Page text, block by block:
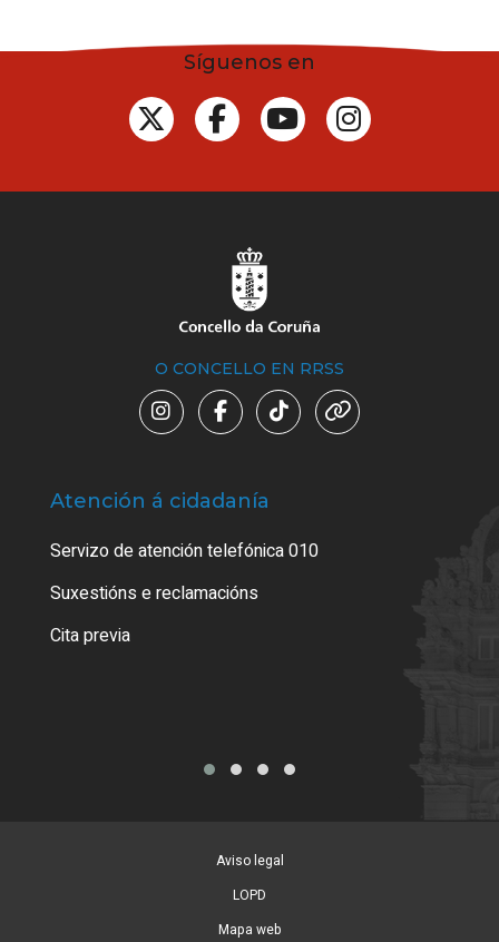
Síguenos en
O CONCELLO EN RRSS
Atención á cidadanía
Servizo de atención telefónica 010
Suxestións e reclamacións
Cita previa
Aviso legal
LOPD
Mapa web